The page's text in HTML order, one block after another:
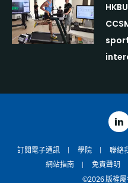
訂閱電子通訊 學院 聯絡
網站指南
免責聲明
©2026 版權屬